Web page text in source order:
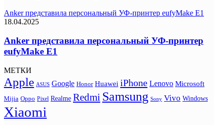
Anker представила персональный УФ-принтер eufyMake E1
18.04.2025
Anker представила персональный УФ-принтер
eufyMake E1
МЕТКИ
Apple ASUS Google Honor Huawei iPhone Lenovo Microsoft
Mijia Oppo Pixel Realme Redmi Samsung Sony Vivo Windows
Xiaomi